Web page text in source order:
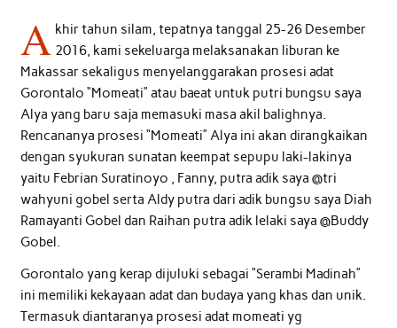
A khir tahun silam, tepatnya tanggal 25-26 Desember
2016, kami sekeluarga melaksanakan liburan ke
Makassar sekaligus menyelanggarakan prosesi adat
Gorontalo “Momeati” atau baeat untuk putri bungsu saya
Alya yang baru saja memasuki masa akil balighnya.
Rencananya prosesi “Momeati” Alya ini akan dirangkaikan
dengan syukuran sunatan keempat sepupu laki-lakinya
yaitu Febrian Suratinoyo , Fanny, putra adik saya @tri
wahyuni gobel serta Aldy putra dari adik bungsu saya Diah
Ramayanti Gobel dan Raihan putra adik lelaki saya @Buddy
Gobel.
Gorontalo yang kerap dijuluki sebagai “Serambi Madinah”
ini memiliki kekayaan adat dan budaya yang khas dan unik.
Termasuk diantaranya prosesi adat momeati yg